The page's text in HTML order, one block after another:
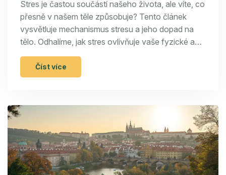
Stres je častou součástí našeho života, ale víte, co
přesně v našem těle způsobuje? Tento článek
vysvětluje mechanismus stresu a jeho dopad na
tělo. Odhalíme, jak stres ovlivňuje vaše fyzické a
psychické zdraví a nabídneme ti praktické tipy, jak s
ním efektivně bojovat. Naučíš se rozpoznávat
první příznaky a zjistíš, jak můžeš stresu
minimalizovat.
Číst více